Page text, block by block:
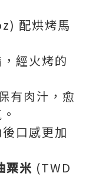
配烘烤馬
經火烤的
有肉汁，愈
口感更加
粟米 (TWD